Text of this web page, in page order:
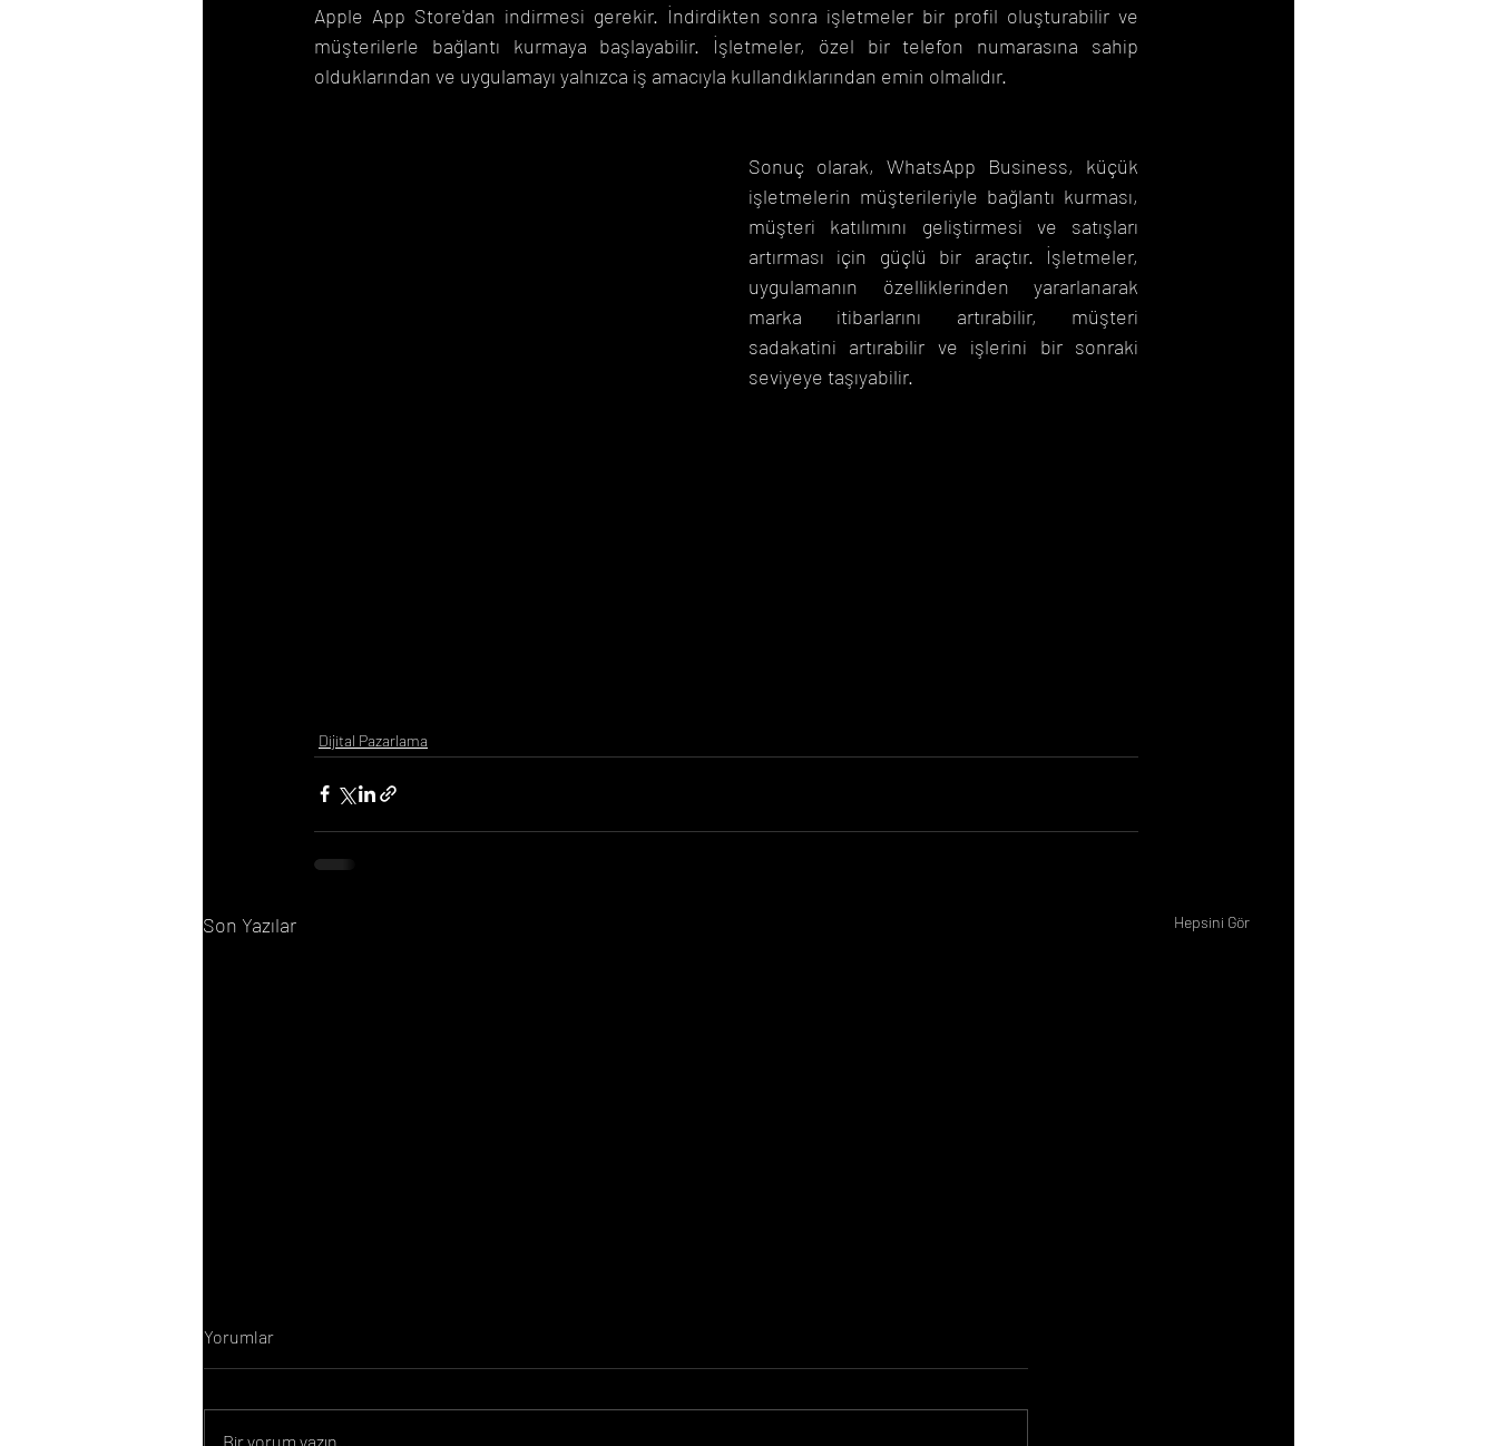
Apple App Store'dan indirmesi gerekir. İndirdikten sonra işletmeler bir profil oluşturabilir ve
müşterilerle bağlantı kurmaya başlayabilir. İşletmeler, özel bir telefon numarasına sahip
olduklarından ve uygulamayı yalnızca iş amacıyla kullandıklarından emin olmalıdır.
Sonuç olarak, WhatsApp Business, küçük
işletmelerin müşterileriyle bağlantı kurması,
müşteri katılımını geliştirmesi ve satışları
artırması için güçlü bir araçtır. İşletmeler,
uygulamanın özelliklerinden yararlanarak
marka itibarlarını artırabilir, müşteri
sadakatini artırabilir ve işlerini bir sonraki
seviyeye taşıyabilir.
Dijital Pazarlama
Son Yazılar Hepsini Gör
Yorumlar
Bir yorum yazın...